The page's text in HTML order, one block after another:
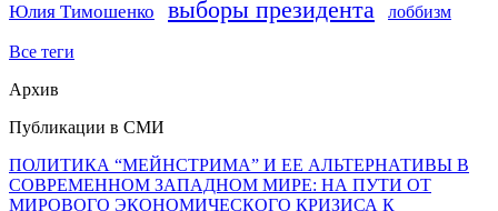
Юлия Тимошенко выборы президента лоббизм
Все теги
Архив
Публикации в СМИ
ПОЛИТИКА “МЕЙНСТРИМА” И ЕЕ АЛЬТЕРНАТИВЫ В
СОВРЕМЕННОМ ЗАПАДНОМ МИРЕ: НА ПУТИ ОТ
МИРОВОГО ЭКОНОМИЧЕСКОГО КРИЗИСА К